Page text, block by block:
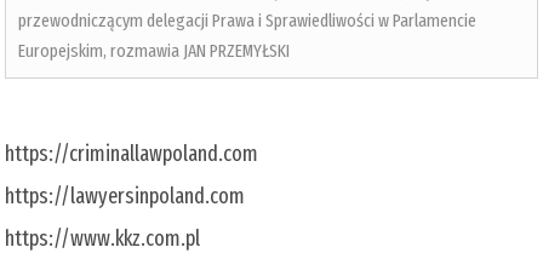
przewodniczącym delegacji Prawa i Sprawiedliwości w Parlamencie
Europejskim, rozmawia JAN PRZEMYŁSKI
https://criminallawpoland.com
https://lawyersinpoland.com
https://www.kkz.com.pl